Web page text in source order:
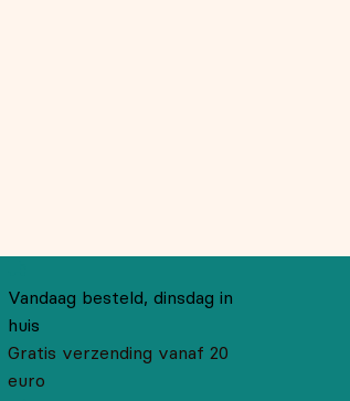
Vandaag besteld, dinsdag in
huis
Gratis verzending vanaf 20
euro